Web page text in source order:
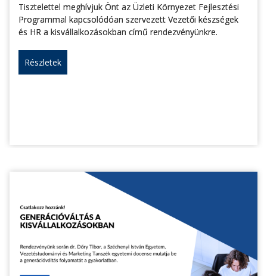
Tisztelettel meghívjuk Önt az Üzleti Környezet Fejlesztési
Programmal kapcsolódóan szervezett Vezetői készségek
és HR a kisvállalkozásokban című rendezvényünkre.
Részletek